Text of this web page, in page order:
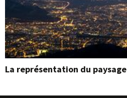
La représentation du paysage